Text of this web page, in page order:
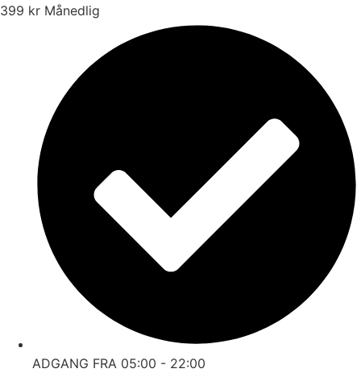
399 kr Månedlig
ADGANG FRA 05:00 - 22:00